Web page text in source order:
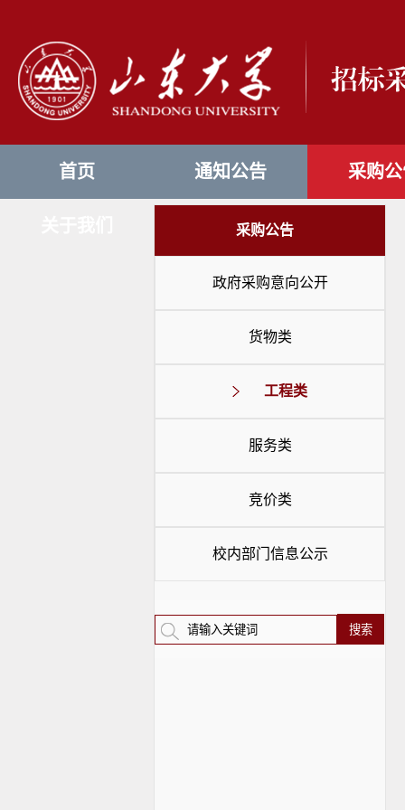
首页 通知公告 采购
采购公告
政府采购意向公开
货物类
工程类
服务类
竞价类
校内部门信息公示